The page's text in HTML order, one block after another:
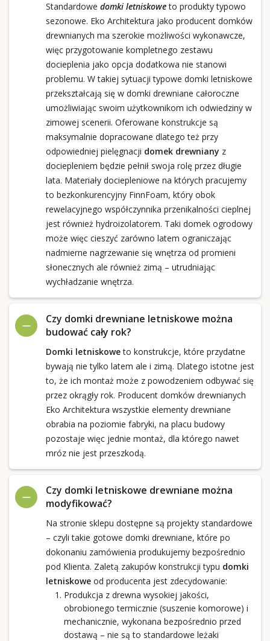
Standardowe domki letniskoweto produkty typowo
sezonowe. Eko Architektura jako producent domków
drewnianych ma szerokie możliwości wykonawcze,
więc przygotowanie kompletnego zestawu
docieplenia jako opcja dodatkowa nie stanowi
problemu. W takiej sytuacji typowe domki letniskowe
przekształcają się w domki drewniane całoroczne
umożliwiając swoim użytkownikom ich odwiedziny w
zimowej scenerii. Oferowane konstrukcje są
maksymalnie dopracowane dlatego też przy
odpowiedniej pielęgnacji domek drewniany z
dociepleniem będzie pełnił swoja rolę przez długie
lata. Materiały dociepleniowe na których pracujemy
to bezkonkurencyjny FinnFoam, który obok
rewelacyjnego współczynnika przenikalności cieplnej
jest również hydroizolatorem. Taki domek ogrodowy
może więc cieszyć zarówno latem ograniczając
nadmierne nagrzewanie się wnętrza od promieni
słonecznych ale również zimą – utrudniając
wychładzanie wnętrza.
Czy domki drewniane letniskowe można
budować cały rok?
Domki letniskoweto konstrukcje, które przydatne
bywają nie tylko latem ale i zimą. Dlatego istotne jest
to, że ich montaż może z powodzeniem odbywać się
przez okrągły rok. Producent domków drewnianych
Eko Architektura wszystkie elementy drewniane
obrabia na poziomie fabryki, na placu budowy
pozostaje więc jednie montaż, dla którego nawet
mróz nie jest przeszkodą.
Czy domki letniskowe drewniane można
modyfikować?
Na stronie sklepu dostępne są projekty standardowe
– czyli takie gotowe domki drewniane, które po
dokonaniu zamówienia produkujemy bezpośrednio
pod Klienta. Zaletą zakupów konstrukcji typu domki
letniskoweod producenta jest zdecydowanie:
Produkcja z drewna wysokiej jakości,
obrobionego termicznie (suszenie komorowe) i
mechanicznie, wykonana bezpośrednio przed
dostawą – nie są to standardowe leżaki